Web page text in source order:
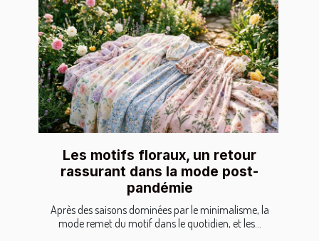
Les motifs floraux, un retour
rassurant dans la mode post-
pandémie
Après des saisons dominées par le minimalisme, la
mode remet du motif dans le quotidien, et les...